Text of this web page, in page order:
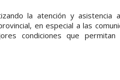
la atención y
en especial a las
condiciones que